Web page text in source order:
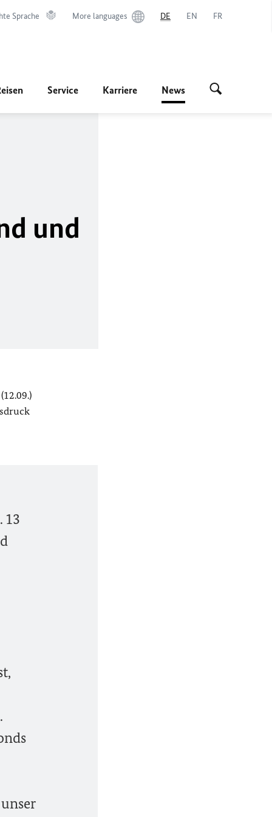
Sprache More languages DE EN FR
Service Karriere News
und
13